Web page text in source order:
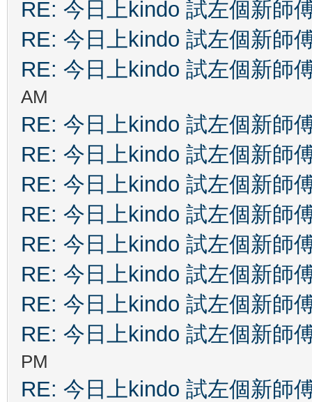
RE: 今日上kindo 試左個新師
RE: 今日上kindo 試左個新師
RE: 今日上kindo 試左個新師
AM
RE: 今日上kindo 試左個新師
RE: 今日上kindo 試左個新師
RE: 今日上kindo 試左個新師
RE: 今日上kindo 試左個新師
RE: 今日上kindo 試左個新師
RE: 今日上kindo 試左個新師
RE: 今日上kindo 試左個新師
RE: 今日上kindo 試左個新師
PM
RE: 今日上kindo 試左個新師